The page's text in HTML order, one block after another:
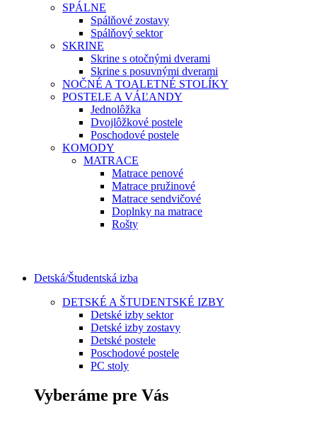
SPÁLNE
Spálňové zostavy
Spálňový sektor
SKRINE
Skrine s otočnými dverami
Skrine s posuvnými dverami
NOČNÉ A TOALETNÉ STOLÍKY
POSTELE A VÁĽANDY
Jednolôžka
Dvojlôžkové postele
Poschodové postele
KOMODY
MATRACE
Matrace penové
Matrace pružinové
Matrace sendvičové
Doplnky na matrace
Rošty
Detská/Študentská izba
DETSKÉ A ŠTUDENTSKÉ IZBY
Detské izby sektor
Detské izby zostavy
Detské postele
Poschodové postele
PC stoly
Vyberáme pre Vás